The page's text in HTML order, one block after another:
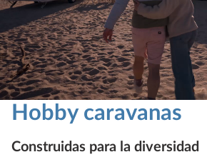
Hobby caravanas
Construidas para la diversidad